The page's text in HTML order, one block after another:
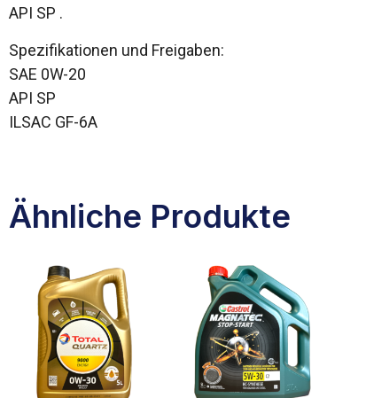
API SP .
Spezifikationen und Freigaben:
SAE 0W-20
API SP
ILSAC GF-6A
Ähnliche Produkte